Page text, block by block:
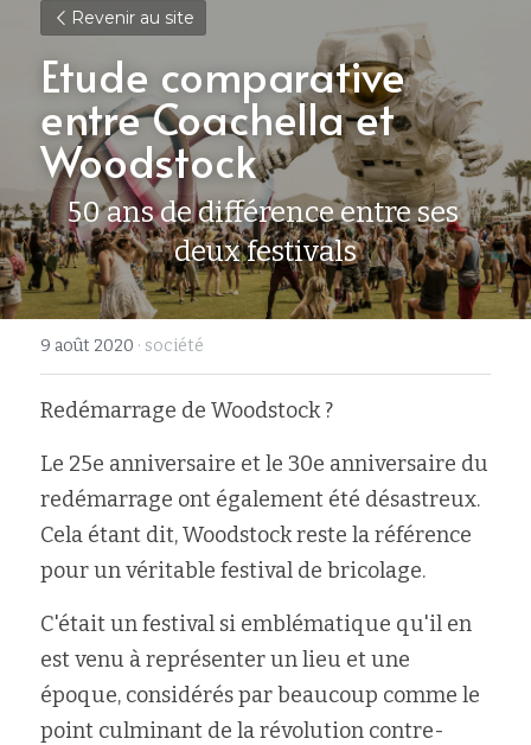
Revenir au site
Etude comparative
entre Coachella et
Woodstock
50 ans de différence entre ses
deux festivals
9 août 2020 · société
Redémarrage de Woodstock ?
Le 25e anniversaire et le 30e anniversaire du
redémarrage ont également été désastreux.
Cela étant dit, Woodstock reste la référence
pour un véritable festival de bricolage.
C'était un festival si emblématique qu'il en
est venu à représenter un lieu et une
époque, considérés par beaucoup comme le
point culminant de la révolution contre-